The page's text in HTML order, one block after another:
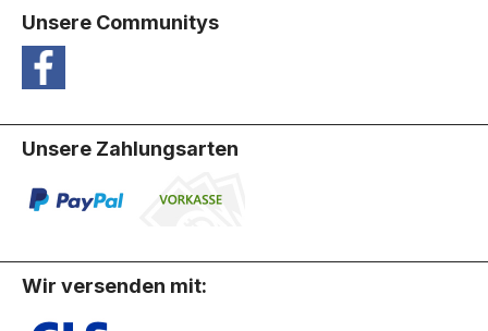
Unsere Communitys
Unsere Zahlungsarten
Wir versenden mit: